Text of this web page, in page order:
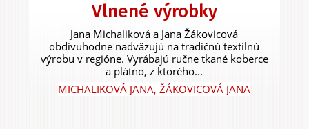
Vlnené výrobky
Jana Michaliková a Jana Žákovicová
obdivuhodne nadväzujú na tradičnú textilnú
výrobu v regióne. Vyrábajú ručne tkané koberce
a plátno, z ktorého...
MICHALIKOVÁ JANA, ŽÁKOVICOVÁ JANA